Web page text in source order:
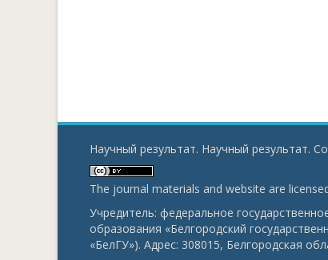
Научный результат. Научный результат.
The journal materials and website are
Учредитель: федеральное
образования «Белгородский
«БелГУ»). Адрес: 308015, Белгородская